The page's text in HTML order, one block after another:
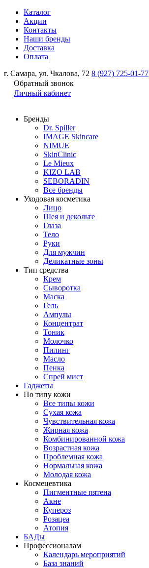
Каталог
Акции
Контакты
Наши бренды
Доставка
Оплата
г. Самара, ул. Чкалова, 72 8 (927) 725-01-77
Обратный звонок
Личный кабинет
Бренды
Dr. Spiller
IMAGE Skincare
NIMUE
SkinClinic
Le Mieux
KIZO LAB
SEBORADIN
Все бренды
Уходовая косметика
Лицо
Шея и декольте
Глаза
Тело
Руки
Для мужчин
Деликатные зоны
Тип средства
Крем
Сыворотка
Маска
Гель
Ампулы
Концентрат
Тоник
Молочко
Пилинг
Масло
Пенка
Спрей мист
Гаджеты
По типу кожи
Все типы кожи
Сухая кожа
Чувствительная кожа
Жирная кожа
Комбинированной кожа
Возрастная кожа
Проблемная кожа
Нормальная кожа
Молодая кожа
Космецевтика
Пигментные пятена
Акне
Купероз
Розацеа
Атопия
БАДы
Профессионалам
Календарь мероприятий
База знаний